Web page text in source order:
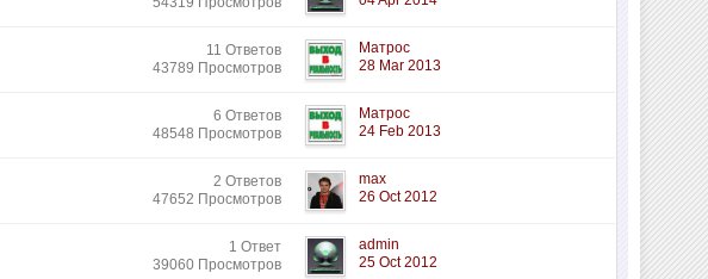
11 Ответов
43789 Просмотров
Матрос
28 Mar 2013
6 Ответов
48548 Просмотров
Матрос
24 Feb 2013
2 Ответов
47652 Просмотров
max
26 Oct 2012
1 Ответ
39060 Просмотров
admin
25 Oct 2012